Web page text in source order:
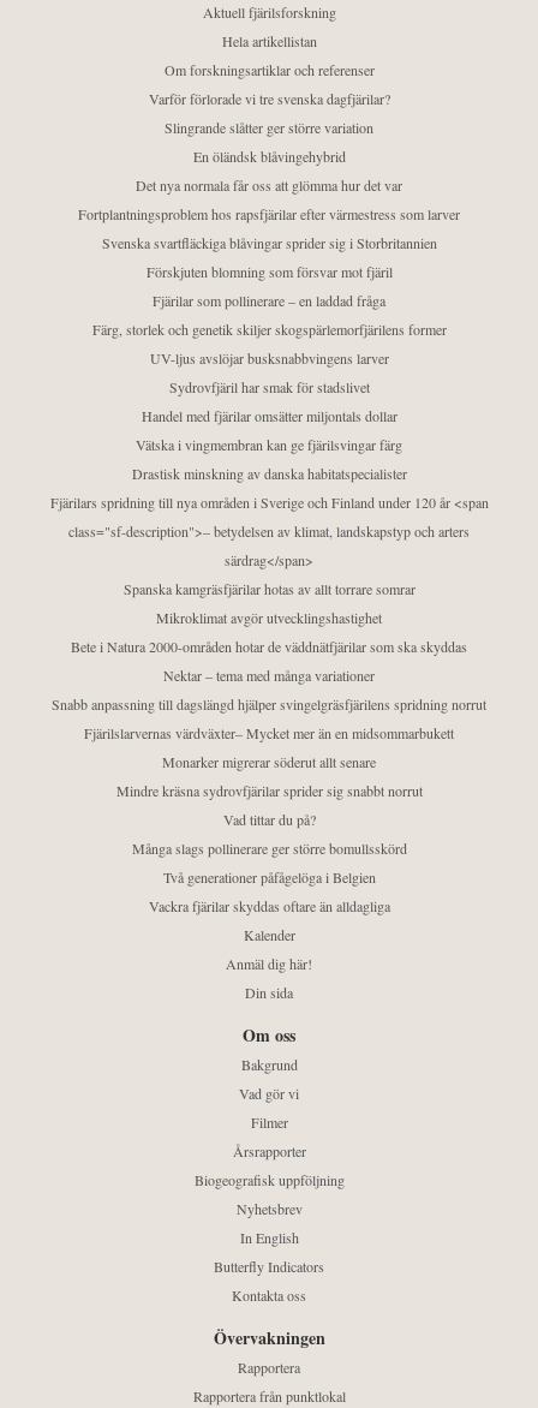
Aktuell fjärilsforskning
Hela artikellistan
Om forskningsartiklar och referenser
Varför förlorade vi tre svenska dagfjärilar?
Slingrande slåtter ger större variation
En öländsk blåvingehybrid
Det nya normala får oss att glömma hur det var
Fortplantningsproblem hos rapsfjärilar efter värmestress som larver
Svenska svartfläckiga blåvingar sprider sig i Storbritannien
Förskjuten blomning som försvar mot fjäril
Fjärilar som pollinerare – en laddad fråga
Färg, storlek och genetik skiljer skogspärlemorfjärilens former
UV-ljus avslöjar busksnabbvingens larver
Sydrovfjäril har smak för stadslivet
Handel med fjärilar omsätter miljontals dollar
Vätska i vingmembran kan ge fjärilsvingar färg
Drastisk minskning av danska habitatspecialister
Fjärilars spridning till nya områden i Sverige och Finland under 120 år <span
class="sf-description">– betydelsen av klimat, landskapstyp och arters
särdrag</span>
Spanska kamgräsfjärilar hotas av allt torrare somrar
Mikroklimat avgör utvecklingshastighet
Bete i Natura 2000-områden hotar de väddnätfjärilar som ska skyddas
Nektar – tema med många variationer
Snabb anpassning till dagslängd hjälper svingelgräsfjärilens spridning norrut
Fjärilslarvernas värdväxter– Mycket mer än en midsommarbukett
Monarker migrerar söderut allt senare
Mindre kräsna sydrovfjärilar sprider sig snabbt norrut
Vad tittar du på?
Många slags pollinerare ger större bomullsskörd
Två generationer påfågelöga i Belgien
Vackra fjärilar skyddas oftare än alldagliga
Kalender
Anmäl dig här!
Din sida
Om oss
Bakgrund
Vad gör vi
Filmer
Årsrapporter
Biogeografisk uppföljning
Nyhetsbrev
In English
Butterfly Indicators
Kontakta oss
Övervakningen
Rapportera
Rapportera från punktlokal